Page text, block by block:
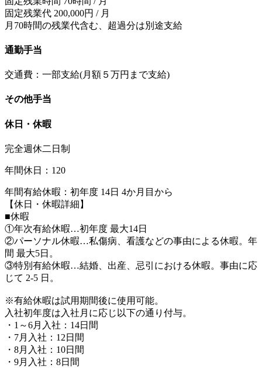
固定残業代 200,000円 / 月
月70時間の残業代含む、超過分は別途支給
通勤手当
交通費：一部支給(月額５万円まで支給)
その他手当
休日・休暇
完全週休二日制
年間休日：120
年間有給休暇：初年度 14日 4か月目から
【休日・休暇詳細】
■休暇
①年次有給休暇…初年度 最大14日
②パーソナル休暇…私傷病、看護などの事由による休暇。年
間 最大5日。
③特別有給休暇…結婚、出産、忌引における休暇。事由に応
じて 2-5 日。
※有給休暇は試用期間後に使用可能。
入社初年度は入社月に応じ以下の通り付与。
・1～6月入社：14日間
・7月入社：12日間
・8月入社：10日間
・9月入社：8日間